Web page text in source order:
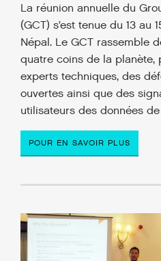
La réunion annuelle du
(GCT) s’est tenue du 13 au
Népal. Le GCT rassemble
quatre coins de la planète,
experts techniques, des
ouvertes ainsi que des
utilisateurs des données de
POUR EN SAVOIR PLUS